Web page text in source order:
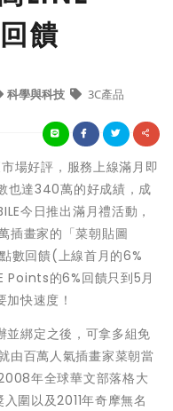
饋
科學與科技 3C產品
場好評，服務上線滿月即
也達340萬的好成績，成
今日推出滿月禮活動，
插畫家的「菜朝貼圖
數回饋(上線首月的6%
Points的6%回饋只到5月
加快速度！
並綁定之後，可拿多組免
由百萬人氣插畫家菜朝當
年全球華文部落格大
圍以及2011年奇摩無名